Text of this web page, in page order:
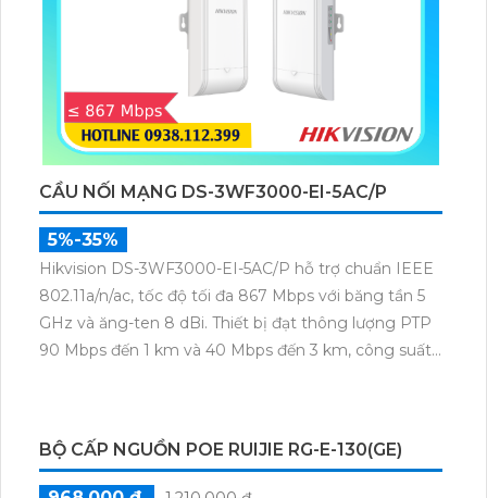
Switch chuyển đổi dữ liệu DS-3E0505-E là một sản
phẩm công nghệ tiên tiến được trang bị đầy đủ các
tính năng và khả năng để đáp ứng nhu cầu kết nối
mạng hiện đại. Với 5 cổng Ethernet 10/100Mbps, sản
phẩm này cho phép truyền dữ liệu nhanh chóng và
đáng tin cậy và an toàn, Switch này mang lại khả
năng chia sẻ tốc độ cao và chất lượng dữ liệu không
bị gián đoạn. Ngoài ra, DS-3E0505-E còn được trang
bị chức năng quản lý thông minh, giúp người dùng
dễ dàng điều chỉnh và quản lý mạng một cách tiện
lợi. Tổng kết lại, Switch chuyển đổi dữ liệu DS-
3E0505-E là một sản phẩm công nghệ tiện ích và
DS-3E0310P-E/M THIẾT BỊ MẠNG